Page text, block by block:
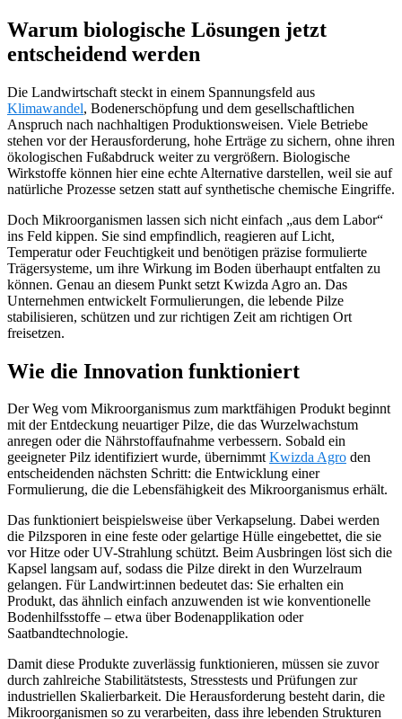
Warum biologische Lösungen jetzt
entscheidend werden
Die Landwirtschaft steckt in einem Spannungsfeld aus
Klimawandel, Bodenerschöpfung und dem gesellschaftlichen
Anspruch nach nachhaltigen Produktionsweisen. Viele Betriebe
stehen vor der Herausforderung, hohe Erträge zu sichern, ohne ihren
ökologischen Fußabdruck weiter zu vergrößern. Biologische
Wirkstoffe können hier eine echte Alternative darstellen, weil sie auf
natürliche Prozesse setzen statt auf synthetische chemische Eingriffe.
Doch Mikroorganismen lassen sich nicht einfach „aus dem Labor“
ins Feld kippen. Sie sind empfindlich, reagieren auf Licht,
Temperatur oder Feuchtigkeit und benötigen präzise formulierte
Trägersysteme, um ihre Wirkung im Boden überhaupt entfalten zu
können. Genau an diesem Punkt setzt Kwizda Agro an. Das
Unternehmen entwickelt Formulierungen, die lebende Pilze
stabilisieren, schützen und zur richtigen Zeit am richtigen Ort
freisetzen.
Wie die Innovation funktioniert
Der Weg vom Mikroorganismus zum marktfähigen Produkt beginnt
mit der Entdeckung neuartiger Pilze, die das Wurzelwachstum
anregen oder die Nährstoffaufnahme verbessern. Sobald ein
geeigneter Pilz identifiziert wurde, übernimmtKwizda Agro den
entscheidenden nächsten Schritt: die Entwicklung einer
Formulierung, die die Lebensfähigkeit des Mikroorganismus erhält.
Das funktioniert beispielsweise über Verkapselung. Dabei werden
die Pilzsporen in eine feste oder gelartige Hülle eingebettet, die sie
vor Hitze oder UV-Strahlung schützt. Beim Ausbringen löst sich die
Kapsel langsam auf, sodass die Pilze direkt in den Wurzelraum
gelangen. Für Landwirt:innen bedeutet das: Sie erhalten ein
Produkt, das ähnlich einfach anzuwenden ist wie konventionelle
Bodenhilfsstoffe – etwa über Bodenapplikation oder
Saatbandtechnologie.
Damit diese Produkte zuverlässig funktionieren, müssen sie zuvor
durch zahlreiche Stabilitätstests, Stresstests und Prüfungen zur
industriellen Skalierbarkeit. Die Herausforderung besteht darin, die
Mikroorganismen so zu verarbeiten, dass ihre lebenden Strukturen